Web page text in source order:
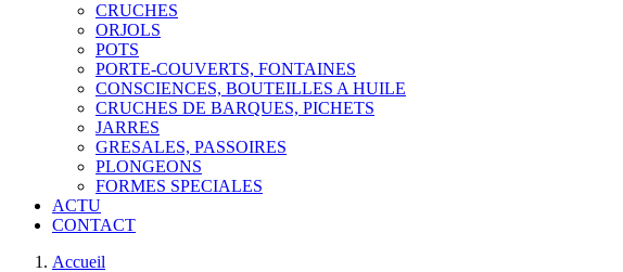
CRUCHES
ORJOLS
POTS
PORTE-COUVERTS, FONTAINES
CONSCIENCES, BOUTEILLES A HUILE
CRUCHES DE BARQUES, PICHETS
JARRES
GRESALES, PASSOIRES
PLONGEONS
FORMES SPECIALES
ACTU
CONTACT
Accueil